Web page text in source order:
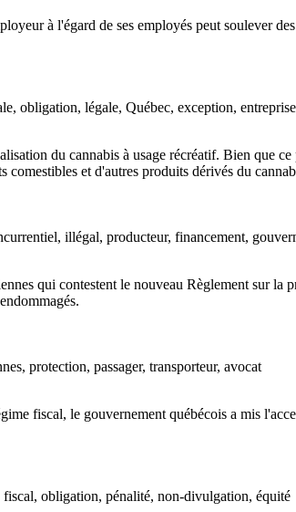
à l'égard de ses employés peut soulever
obligation, légale, Québec, exception,
du cannabis à usage récréatif. Bien que
et d'autres produits dérivés du
illégal, producteur, financement,
qui contestent le nouveau Règlement sur la
protection, passager, transporteur, avocat
fiscal, le gouvernement québécois a mis
obligation, pénalité, non-divulgation, équité